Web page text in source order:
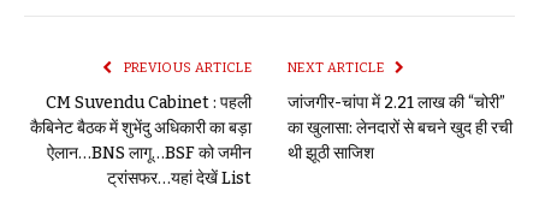
PREVIOUS ARTICLE
CM Suvendu Cabinet : पहली
कैबिनेट बैठक में शुभेंदु अधिकारी का बड़ा
ऐलान…BNS लागू…BSF को जमीन
ट्रांसफर…यहां देखें List
NEXT ARTICLE
जांजगीर-चांपा में 2.21 लाख की “चोरी”
का खुलासा: लेनदारों से बचने खुद ही रची
थी झूठी साजिश